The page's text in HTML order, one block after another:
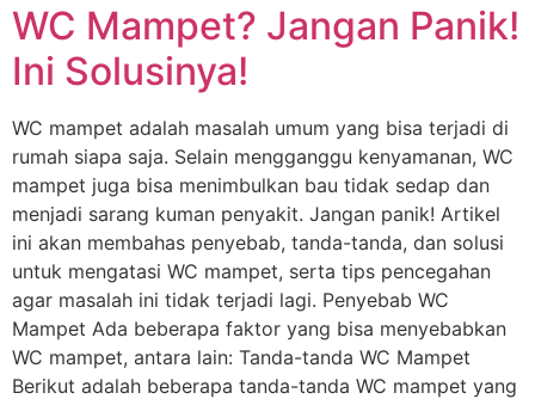
WC Mampet? Jangan Panik!
Ini Solusinya!
WC mampet adalah masalah umum yang bisa terjadi di
rumah siapa saja. Selain mengganggu kenyamanan, WC
mampet juga bisa menimbulkan bau tidak sedap dan
menjadi sarang kuman penyakit. Jangan panik! Artikel
ini akan membahas penyebab, tanda-tanda, dan solusi
untuk mengatasi WC mampet, serta tips pencegahan
agar masalah ini tidak terjadi lagi. Penyebab WC
Mampet Ada beberapa faktor yang bisa menyebabkan
WC mampet, antara lain: Tanda-tanda WC Mampet
Berikut adalah beberapa tanda-tanda WC mampet yang